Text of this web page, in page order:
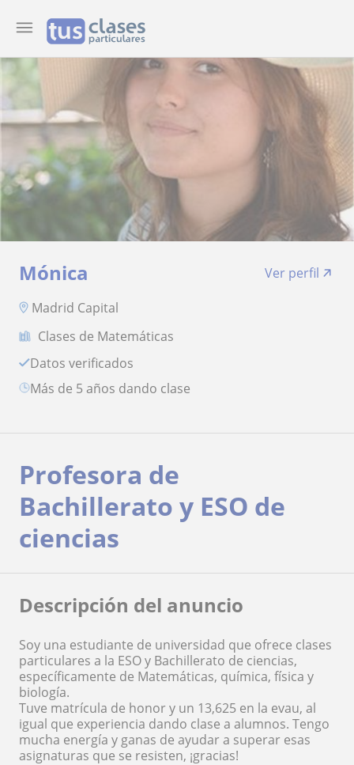
Mónica
Ver perfil
Madrid Capital
Clases de Matemáticas
Datos verificados
más de 5 años dando clase
Profesora de
Bachillerato y ESO de
ciencias
Descripción del anuncio
Soy una estudiante de universidad que ofrece clases
particulares a la ESO y Bachillerato de ciencias,
específicamente de Matemáticas, química, física y
biología.
Tuve matrícula de honor y un 13,625 en la evau, al
igual que experiencia dando clase a alumnos. Tengo
mucha energía y ganas de ayudar a superar esas
asignaturas que se resisten, ¡gracias!